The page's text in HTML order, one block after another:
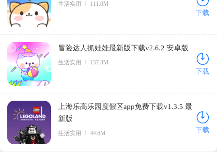
生活实用 111.0M
下载
冒险达人抓娃娃最新版下载v2.6.2 安卓版
生活实用 137.3M
下载
上海乐高乐园度假区app免费下载v1.3.5 最
新版
生活实用 44.6M 下载